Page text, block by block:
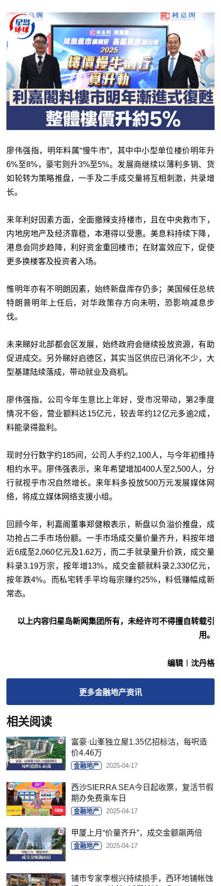
廖伟强指，明年料属“慢牛市”，其中中小型单位楼价明年升
6%至8%，豪宅则升3%至5%。发展商继续以薄利多销、货
如轮转为策略推盘，一手及二手成交量将互相刺激，共录增
长。
来年利好因素方面，全面撤辣支持楼市，且在中央救市下，
内地房地产及经济靠稳，本港得以受惠。美息料持续下降，
港息会同步趋降，利好资金重回楼市；在财富效应下，促使
更多换楼客及投资者入场。
惟明年亦有不明朗因素，始终新盘库存仍多；美国候任总统
特朗普明年上任后，对华政策存方向未明，恐影响减息步
伐。
未来睇好北部都会区发展，始终政府会继续投放资源，有助
促进成交。另外睇好启德区，其实当区供应已消化不少，大
型基建陆续落成，带动就业及商机。
廖伟强指，公司今年生意比上年好，受市况带动，第2季度
情况不俗，营业额料达15亿元，较去年约12亿元多逾2成，
料能录得盈利。
现时分行数字约185间，公司人手约2,100人，与今年初维持
相约水平。廖伟强表示，来年希望增加400人至2,500人，分
行就视乎市况自然增长。来年料多投放500万元发展媒体网
络，将成立媒体网络支援小组。
回顾今年，利嘉阁董事郑健粮表示，新盘以负溢价推盘，成
功抢占二手市场份额。一手市场成交量价量齐升，料按年增
近6成至2,060亿元及1.62万，而二手就录量升价跌，成交量
料录3.19万宗，按年增13%，成交金额就料录2,330亿元，
按年跌4%。而私宅转手平均每宗赚约25%，料低赚幅成新
常态。
以上内容归星岛新闻集团所有，未经许可不得擅自转载引
用。
编辑︱沈丹格
更多金融地产资讯
相关阅读
富豪·山峯独立屋1.35亿招标沽，每呎造
价4.46万
金融地产 2025-04-17
西沙SIERRA SEA今日起收票，复活节假
期办免费乘车日
金融地产 2025-04-17
甲厦上月“价量齐升”，成交金额飙两倍
金融地产 2025-04-17
铺市专家李根兴持续损手，西环地铺帐蚀